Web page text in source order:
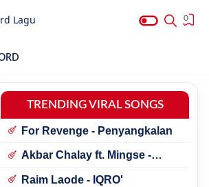
Lagu 0
TRENDING VIRAL SONGS
For Revenge - Penyangkalan
Akbar Chalay ft. Mingse -
Raim Laode - IQRO'